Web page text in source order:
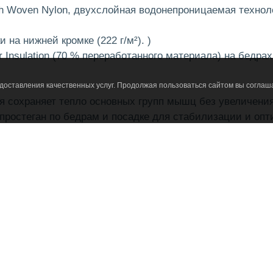
Nylon, двухслойная водонепроницаемая
на нижней кромке (222 г/м²). )
(70 % переработанного материала) на
сохраняет тепло основных групп мышц без
по бедрам и посадке для стабилизации и
качественных услуг. Продолжая пользоваться сайтом вы